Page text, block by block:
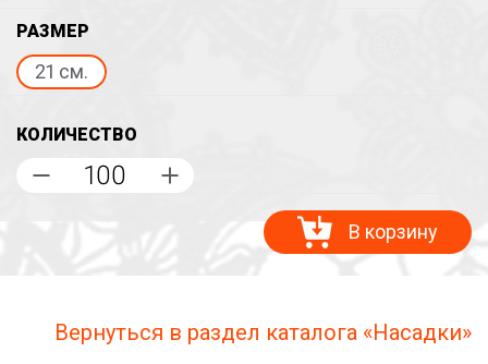
РАЗМЕР
21 см.
КОЛИЧЕСТВО
В корзину
Вернуться в раздел каталога «Насадки»